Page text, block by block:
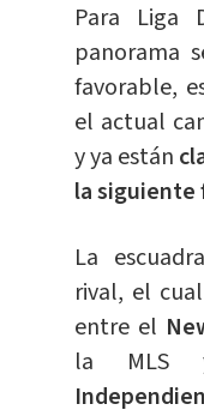
Para Liga
panorama
favorable,
el actual
y ya están
la siguiente
La
rival, el
entre el
la MLS